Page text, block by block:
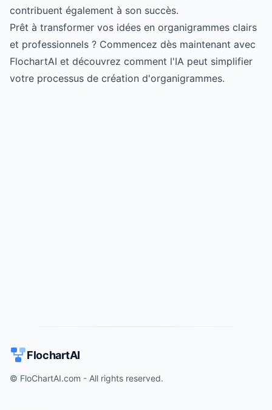
contribuent également à son succès.
Prêt à transformer vos idées en organigrammes clairs
et professionnels ? Commencez dès maintenant avec
FlochartAI et découvrez comment l'IA peut simplifier
votre processus de création d'organigrammes.
FlochartAI
© FloChartAI.com - All rights reserved.